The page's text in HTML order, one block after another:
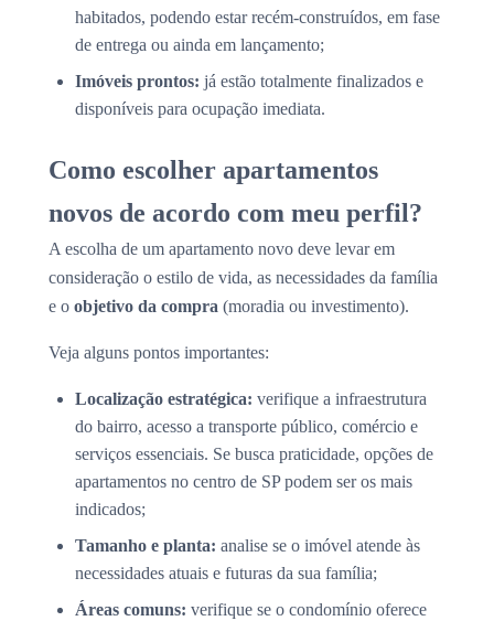
habitados, podendo estar recém-construídos, em fase
de entrega ou ainda em lançamento;
Imóveis prontos: já estão totalmente finalizados e
disponíveis para ocupação imediata.
Como escolher apartamentos
novos de acordo com meu perfil?
A escolha de um apartamento novo deve levar em
consideração o estilo de vida, as necessidades da família
e o objetivo da compra (moradia ou investimento).
Veja alguns pontos importantes:
Localização estratégica: verifique a infraestrutura
do bairro, acesso a transporte público, comércio e
serviços essenciais. Se busca praticidade, opções de
apartamentos no centro de SP podem ser os mais
indicados;
Tamanho e planta: analise se o imóvel atende às
necessidades atuais e futuras da sua família;
Áreas comuns: verifique se o condomínio oferece